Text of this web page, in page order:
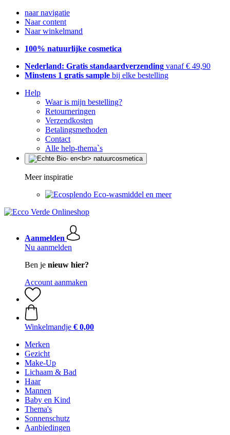
naar navigatie
Naar content
Naar winkelmand
100% natuurlijke cosmetica
Nederland: Gratis standaardverzending vanaf € 49,90
Minstens 1 gratis sample bij elke bestelling
Help
Waar is mijn bestelling?
Retourneringen
Verzendkosten
Betalingsmethoden
Contact
Alle help-thema`s
Meer inspiratie
Eco-wasmiddel en meer
Aanmelden
Nu aanmelden
Ben je nieuw hier?
Account aanmaken
Winkelmandje € 0,00
Merken
Gezicht
Make-Up
Lichaam & Bad
Haar
Mannen
Baby en Kind
Thema's
Sonnenschutz
Aanbiedingen